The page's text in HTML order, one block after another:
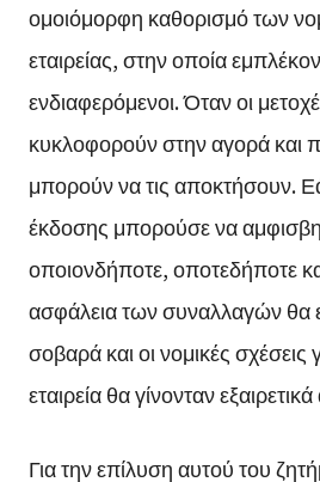
ομοιόμορφη καθορισμό των
εταιρείας, στην οποία
ενδιαφερόμενοι. Όταν οι
κυκλοφορούν στην αγορά και
μπορούν να τις αποκτήσουν.
έκδοσης μπορούσε να
οποιονδήποτε, οποτεδήποτε
ασφάλεια των συναλλαγών θα
σοβαρά και οι νομικές
εταιρεία θα γίνονταν
Για την επίλυση αυτού του